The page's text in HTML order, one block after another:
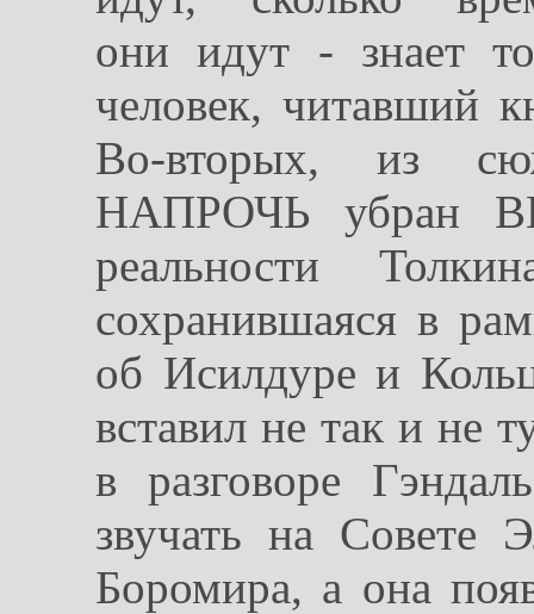
они идут - знает
человек, читавший
Во-вторых, из
НАПРОЧЬ убран
реальности
сохранившаяся в
об Исилдуре и
вставил не так и не
в разговоре
звучать на Совете
Боромира, а она